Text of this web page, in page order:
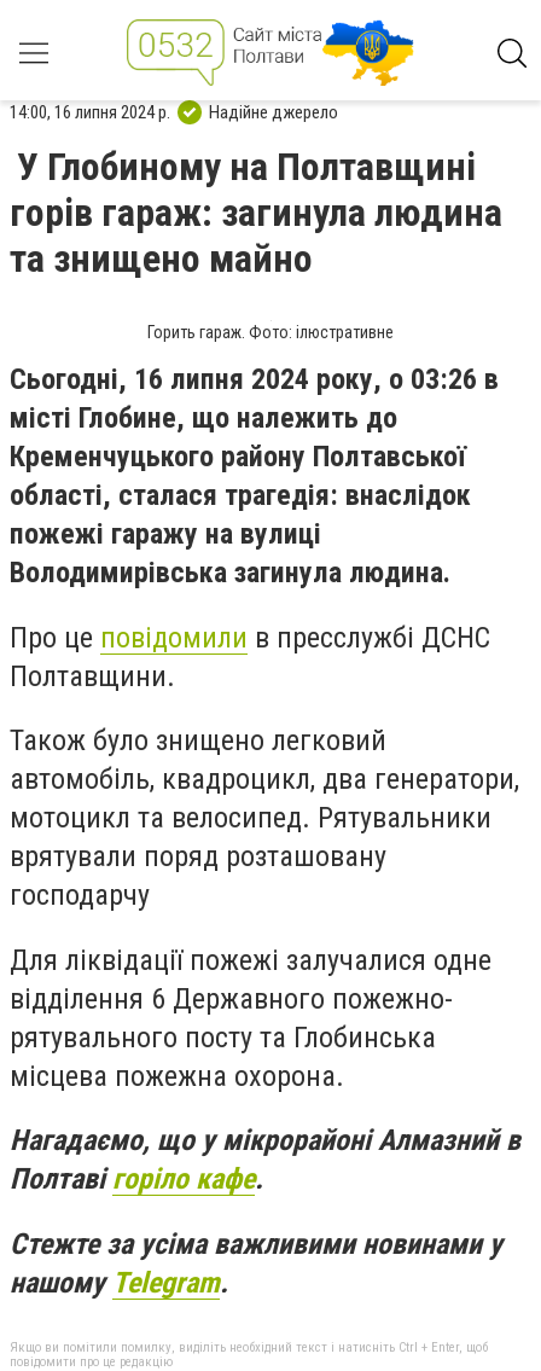
14:00, 16 липня 2024 р. Надійне джерело
У Глобиному на Полтавщині
горів гараж: загинула людина
та знищено майно
Горить гараж. Фото: ілюстративне
Сьогодні, 16 липня 2024 року, о 03:26 в
місті Глобине, що належить до
Кременчуцького району Полтавської
області, сталася трагедія: внаслідок
пожежі гаражу на вулиці
Володимирівська загинула людина.
Про це повідомили в пресслужбі ДСНС
Полтавщини.
Також було знищено легковий
автомобіль, квадроцикл, два генератори,
мотоцикл та велосипед. Рятувальники
врятували поряд розташовану
господарчу
Для ліквідації пожежі залучалися одне
відділення 6 Державного пожежно-
рятувального посту та Глобинська
місцева пожежна охорона.
Нагадаємо, що у мікрорайоні Алмазний в
Полтавігоріло кафе.
Стежте за усіма важливими новинами у
нашому Telegram.
Якщо ви помітили помилку, виділіть необхідний текст і натисніть Ctrl + Enter, щоб
повідомити про це редакцію